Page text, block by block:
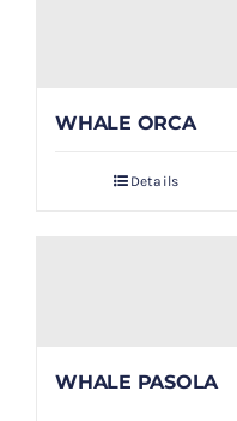
WHALE ORCA
Details
WHALE PASOLA